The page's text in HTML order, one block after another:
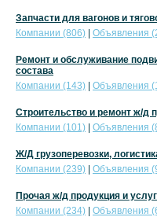
Запчасти для вагонов и
Компании (806)
Объявления
Ремонт и обслуживание
состава
Компании (143)
Объявления
Строительство и ремонт ж/д
Компании (101)
Объявления
Ж/Д грузоперевозки,
Компании (239)
Объявления
Прочая ж/д продукция и
Компании (234)
Объявления